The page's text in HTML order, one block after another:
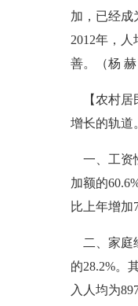
加，已经成
2012年，
善。（杨 赫
【农村居
增长的轨道
一、工资
加额的
比上年增加
二、家庭
的28.2%。
入人均为